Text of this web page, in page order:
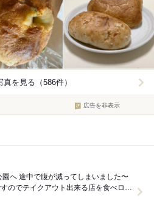
を見る（586件）
広告を非表示
のでテイクアウト出来る店を食べログ